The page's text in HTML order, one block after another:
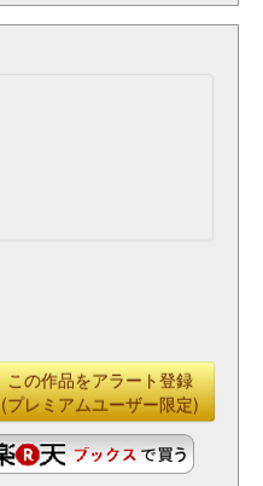
この作品をアラート登録
(プレミアムユーザー限定)